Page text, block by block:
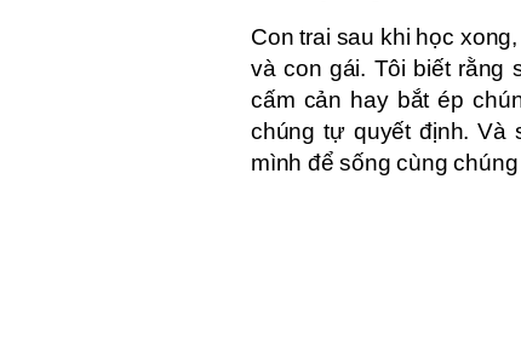
Con trai sau khi học
và con gái. Tôi biết rằng
cấm cản hay bắt ép
chúng tự quyết định. Và
mình để sống cùng